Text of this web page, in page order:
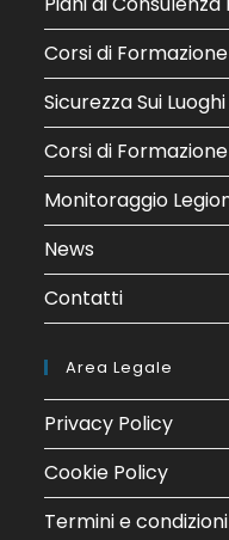
Corsi di
Sicurezza Sui
Corsi di
Monitoraggio
News
Contatti
Area Legale
Privacy Policy
Cookie Policy
Termini e condizioni